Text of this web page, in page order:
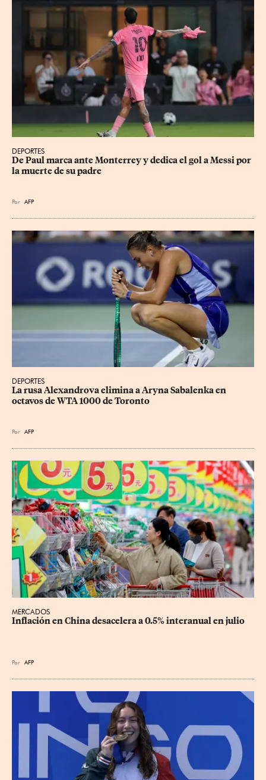
DEPORTES
De Paul marca ante Monterrey y dedica el gol a Messi por
la muerte de su padre
Por AFP
DEPORTES
La rusa Alexandrova elimina a Aryna Sabalenka en
octavos de WTA 1000 de Toronto
Por AFP
MERCADOS
Inflación en China desacelera a 0.5% interanual en julio
Por AFP